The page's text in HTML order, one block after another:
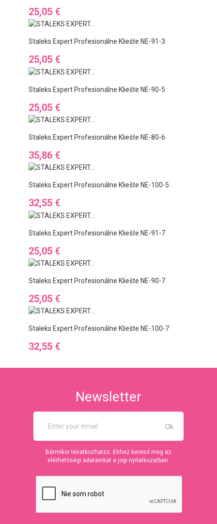
Ár
25,05 €
Staleks Expert Profesionálne Kliešte NE-91-3
Ár
25,05 €
Staleks Expert Profesionálne Kliešte NE-90-5
Ár
25,05 €
Staleks Expert Profesionálne Kliešte NE-80-6
Ár
35,86 €
Staleks Expert Profesionálne Kliešte NE-100-5
Ár
32,55 €
Staleks Expert Profesionálne Kliešte NE-91-7
Ár
25,05 €
Staleks Expert Profesionálne Kliešte NE-90-7
Ár
25,05 €
Staleks Expert Profesionálne Kliešte NE-100-7
Ár
32,55 €
Newsletter
Bármikor leiratkozhatsz. Ehhez keresd meg az
elérhetőségi adatainkat a jogi nyilatkozatban.